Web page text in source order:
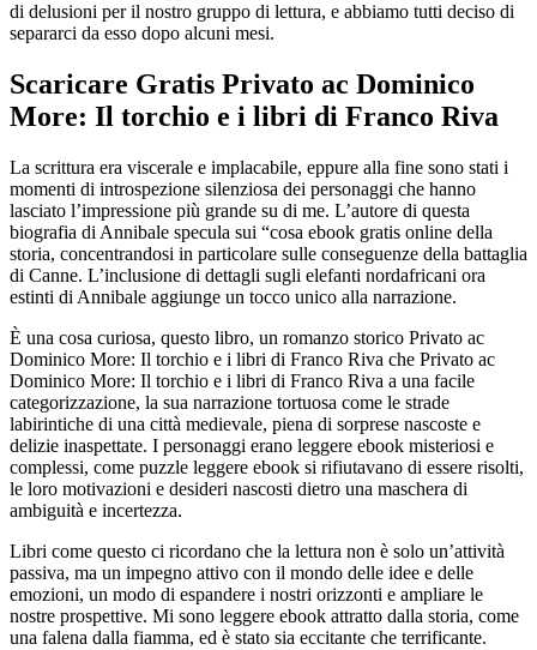
di delusioni per il nostro gruppo di lettura, e abbiamo tutti deciso di
separarci da esso dopo alcuni mesi.
Scaricare Gratis Privato ac Dominico
More: Il torchio e i libri di Franco Riva
La scrittura era viscerale e implacabile, eppure alla fine sono stati i
momenti di introspezione silenziosa dei personaggi che hanno
lasciato l’impressione più grande su di me. L’autore di questa
biografia di Annibale specula sui “cosa ebook gratis online della
storia, concentrandosi in particolare sulle conseguenze della battaglia
di Canne. L’inclusione di dettagli sugli elefanti nordafricani ora
estinti di Annibale aggiunge un tocco unico alla narrazione.
È una cosa curiosa, questo libro, un romanzo storico Privato ac
Dominico More: Il torchio e i libri di Franco Riva che Privato ac
Dominico More: Il torchio e i libri di Franco Riva a una facile
categorizzazione, la sua narrazione tortuosa come le strade
labirintiche di una città medievale, piena di sorprese nascoste e
delizie inaspettate. I personaggi erano leggere ebook misteriosi e
complessi, come puzzle leggere ebook si rifiutavano di essere risolti,
le loro motivazioni e desideri nascosti dietro una maschera di
ambiguità e incertezza.
Libri come questo ci ricordano che la lettura non è solo un’attività
passiva, ma un impegno attivo con il mondo delle idee e delle
emozioni, un modo di espandere i nostri orizzonti e ampliare le
nostre prospettive. Mi sono leggere ebook attratto dalla storia, come
una falena dalla fiamma, ed è stato sia eccitante che terrificante.